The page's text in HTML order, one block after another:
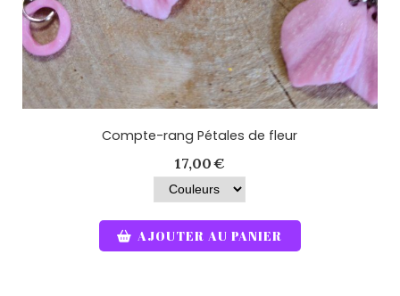
Compte-rang Pétales de fleur
17,00€
AJOUTER AU PANIER